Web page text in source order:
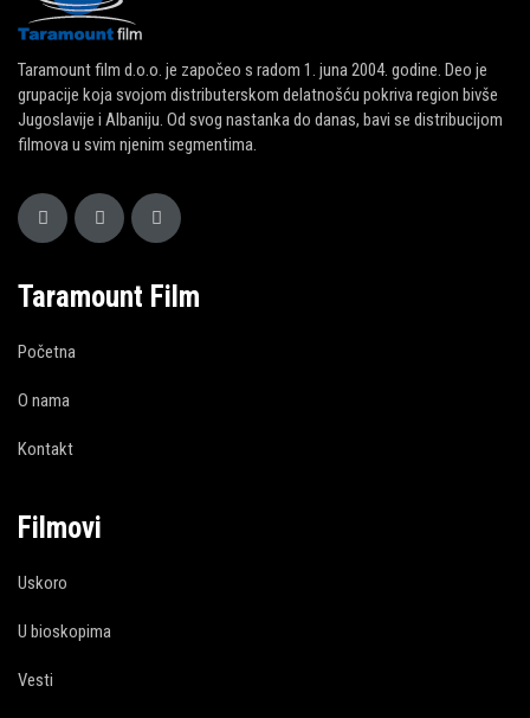
Taramount film d.o.o. je započeo s radom 1. juna 2004. godine. Deo je
grupacije koja svojom distributerskom delatnošću pokriva region bivše
Jugoslavije i Albaniju. Od svog nastanka do danas, bavi se distribucijom
filmova u svim njenim segmentima.
Taramount Film
Početna
O nama
Kontakt
Filmovi
Uskoro
U bioskopima
Vesti